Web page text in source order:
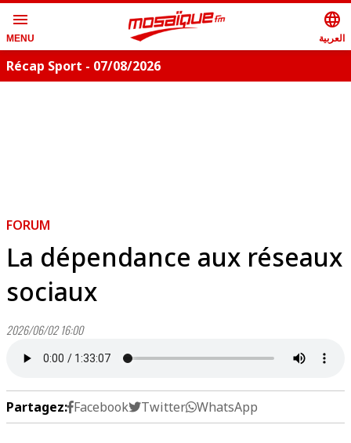
menu
MENU
language
العربية
Récap Sport - 07/08/2026
FORUM
La dépendance aux réseaux
sociaux
2026/06/02 16:00
Partagez: Facebook Twitter WhatsApp